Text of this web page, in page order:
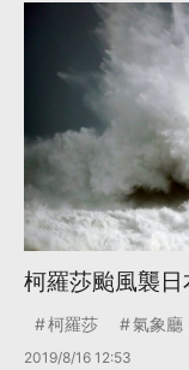
柯羅莎颱風襲
柯羅莎 氣象廳
2019/8/16 12:53